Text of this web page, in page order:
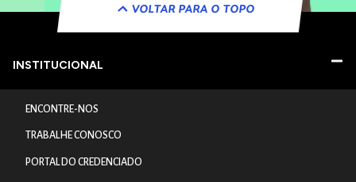
VOLTAR PARA O TOPO
INSTITUCIONAL
ENCONTRE-NOS
TRABALHE CONOSCO
PORTAL DO CREDENCIADO